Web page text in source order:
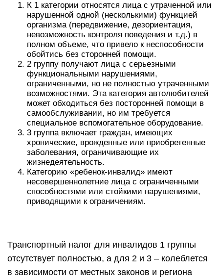
К 1 категории относятся лица с утраченной или
нарушенной одной (несколькими) функцией
организма (передвижение, дезориентация,
невозможность контроля поведения и т.д.) в
полном объеме, что привело к неспособности
обойтись без сторонней помощи.
2 группу получают лица с серьезными
функциональными нарушениями,
ограниченными, но не полностью утраченными
возможностями. Эта категория автолюбителей
может обходиться без посторонней помощи в
самообслуживании, но им требуется
специальное вспомогательное оборудование.
3 группа включает граждан, имеющих
хронические, врожденные или приобретенные
заболевания, ограничивающие их
жизнедеятельность.
Категорию «ребенок-инвалид» имеют
несовершеннолетние лица с ограниченными
способностями или стойкими нарушениями,
приводящими к ограничениям.
Транспортный налог для инвалидов 1 группы
отсутствует полностью, а для 2 и 3 – колеблется
в зависимости от местных законов и региона